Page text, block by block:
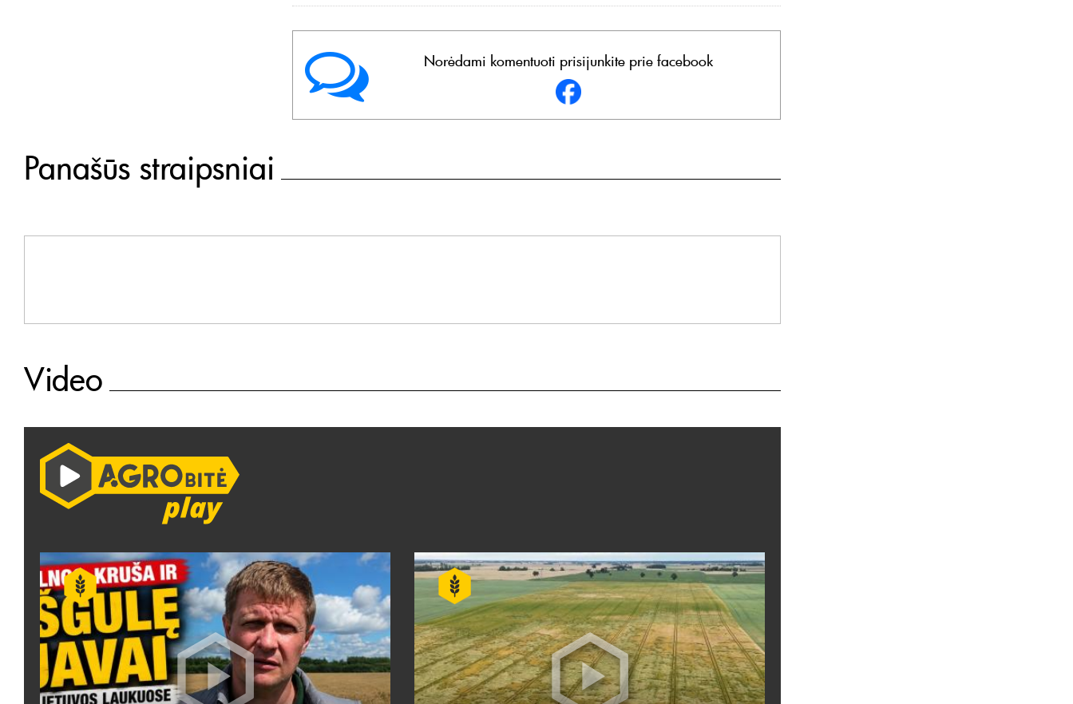
Norėdami komentuoti prisijunkite prie facebook
Panašūs straipsniai
Video